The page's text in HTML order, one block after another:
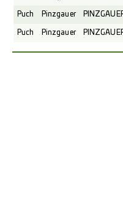
Puch Pinzgauer
Puch Pinzgauer